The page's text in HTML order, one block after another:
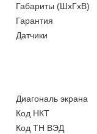
Габариты (ШхГхВ)
Гарантия
Датчики
Диагональ экрана
Код НКТ
Код ТН ВЭД